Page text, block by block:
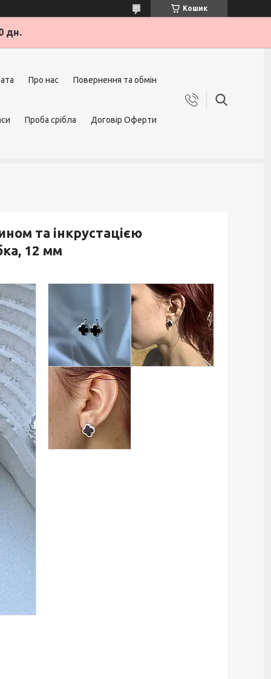
Кошик
дн.
Про нас Повернення та обмін
Проба срібла Договір Оферти
та інкрустацією
12 мм